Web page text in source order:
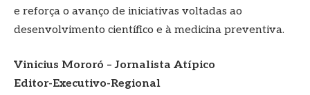
e reforça o avanço de iniciativas voltadas ao
desenvolvimento científico e à medicina preventiva.
Vinicius Mororó – Jornalista Atípico
Editor-Executivo-Regional